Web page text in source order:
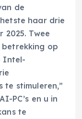
de
haar drie
Twee
op
Intel-
te stimuleren,”
PC’s en u in
te